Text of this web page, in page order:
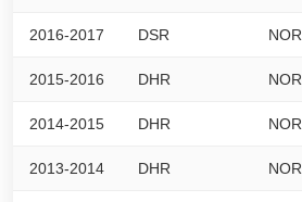
2016-2017 DSR NOR
2015-2016 DHR NOR
2014-2015 DHR NOR
2013-2014 DHR NOR